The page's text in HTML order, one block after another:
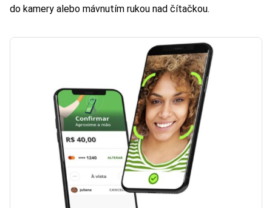
do kamery alebo mávnutím rukou nad čítačkou.